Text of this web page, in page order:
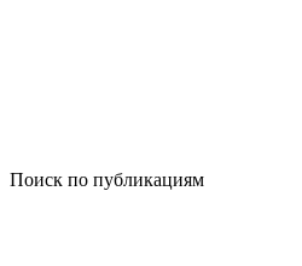
Поиск по публикациям